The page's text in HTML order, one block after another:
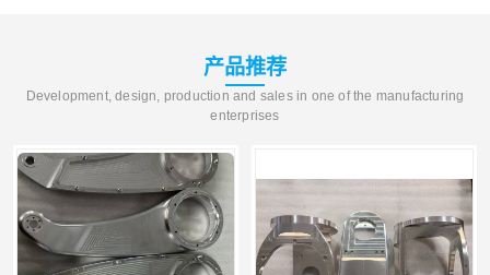
产品推荐
Development, design, production and sales in one of the manufacturing
enterprises